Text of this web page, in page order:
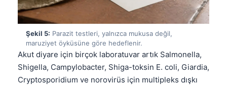
Şekil 5: Parazit testleri, yalnızca mukusa değil,
maruziyet öyküsüne göre hedeflenir.
Akut diyare için birçok laboratuvar artık Salmonella,
Shigella, Campylobacter, Shiga-toksin E. coli, Giardia,
Cryptosporidium ve norovirüs için multipleks dışkı